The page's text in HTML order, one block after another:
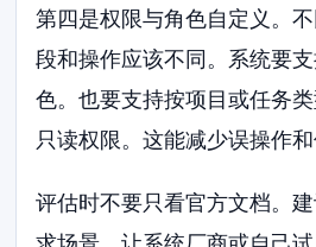
第四是权限与角色自定义。
段和操作应该不同。系统要
色。也要支持按项目或任务
只读权限。这能减少误操作和
评估时不要只看官方文档。